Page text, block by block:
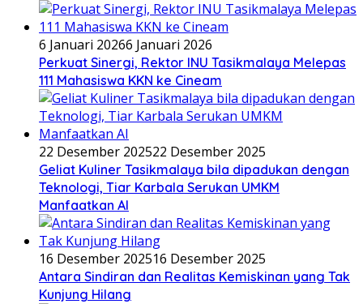
6 Januari 20266 Januari 2026
Perkuat Sinergi, Rektor INU Tasikmalaya Melepas
111 Mahasiswa KKN ke Cineam
22 Desember 202522 Desember 2025
Geliat Kuliner Tasikmalaya bila dipadukan dengan
Teknologi, Tiar Karbala Serukan UMKM
Manfaatkan AI
16 Desember 202516 Desember 2025
Antara Sindiran dan Realitas Kemiskinan yang Tak
Kunjung Hilang